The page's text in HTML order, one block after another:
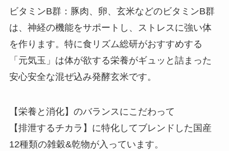
ビタミンB群：豚肉、卵、玄米などのビタミンB群
は、神経の機能をサポートし、ストレスに強い体
を作ります。特に食リズム総研がおすすめする
「元気玉」は体が欲する栄養がギュッと詰まった
安心安全な混ぜ込み発酵玄米です。
【栄養と消化】のバランスにこだわって
【排泄するチカラ】に特化してブレンドした国産
12種類の雑穀&乾物が入っています。